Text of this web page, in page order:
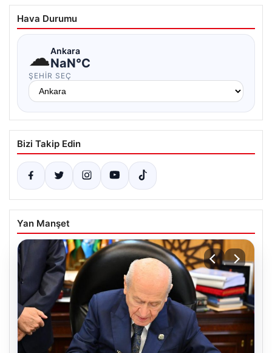
Hava Durumu
☁Ankara
NaN°C
ŞEHIR SEÇ
Bizi Takip Edin
Yan Manşet